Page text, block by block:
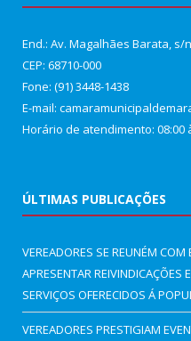
End.: Av. Magalhães Barata, s/
CEP: 68710-000
Fone: (91) 3448-1438
E-mail:
Horário de atendimento: 08:00
ÚLTIMAS PUBLICAÇÕES
VEREADORES SE REUNÉM
APRESENTAR REIVINDICAÇÕES
SERVIÇOS OFERECIDOS Á
VEREADORES PRESTIGIAM